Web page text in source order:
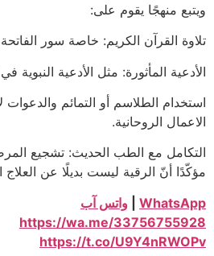
ويتبع منهجًا يقوم على:
تلاوة القرآن الكريم: خاصة سور
الأدعية المأثورة: مثل الأدعية النبوية
استخدام الطلاسم أو التمائم
الاعمال الروحانية.
التكامل مع الطب الحديث: تشجيع
مؤكّدًا أنّ الرقية ليست بديلًا عن العلاج
WhatsApp
واتس آب
https://wa.me/33756755928
https://t.co/U9Y4nRWOPv